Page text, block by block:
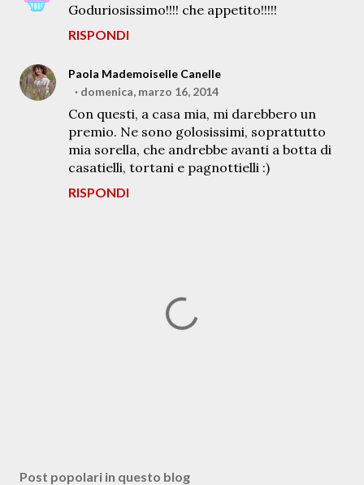
Goduriosissimo!!!! che appetito!!!!!
RISPONDI
Paola Mademoiselle Canelle
domenica, marzo 16, 2014
Con questi, a casa mia, mi darebbero un
premio. Ne sono golosissimi, soprattutto
mia sorella, che andrebbe avanti a botta di
casatielli, tortani e pagnottielli :)
RISPONDI
s
Post popolari in questo blog